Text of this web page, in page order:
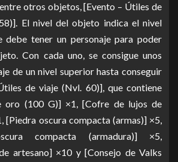
otros objetos, [Evento – Útiles de
El nivel del objeto indica el nivel
debe tener un personaje para poder
Con cada uno, se consigue unos
de un nivel superior hasta conseguir
de viaje (Nvl. 60)], que contiene
oro (100 G)] ×1, [Cofre de lujos de
[Piedra oscura compacta (armas)] ×5,
compacta (armadura)] ×5,
artesano] ×10 y [Consejo de Valks